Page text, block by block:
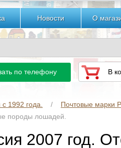
Новости О
по телефону В
1992 года.
Почтовые марки
породы лошадей.
2007 год.